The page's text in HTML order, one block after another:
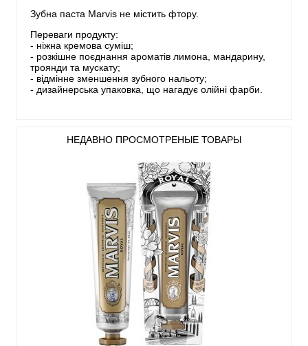
Зубна паста Marvis не містить фтору.
Переваги продукту:
- ніжна кремова суміш;
- розкішне поєднання ароматів лимона, мандарину,
троянди та мускату;
- відмінне зменшення зубного нальоту;
- дизайнерська упаковка, що нагадує олійні фарби.
НЕДАВНО ПРОСМОТРЕНЫЕ ТОВАРЫ